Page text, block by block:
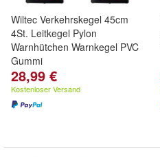
Wiltec Verkehrskegel 45cm
4St. Leitkegel Pylon
Warnhütchen Warnkegel PVC
Gummi
28,99 €
Kostenloser Versand